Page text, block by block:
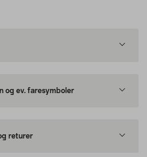
og ev. faresymboler
returer